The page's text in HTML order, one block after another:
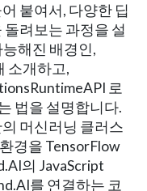
붙여서, 다양한 딥
돌려보는 과정을 설
해진 배경인,
소개하고,
로
법을 설명합니다.
머신러닝 클러스
경을 TensorFlow
의 JavaScript
를 연결하는 코